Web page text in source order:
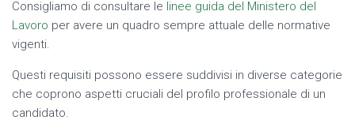
Consigliamo di consultare le linee guida del Ministero del
Lavoro per avere un quadro sempre attuale delle normative
vigenti.
Questi requisiti possono essere suddivisi in diverse categorie
che coprono aspetti cruciali del profilo professionale di un
candidato.